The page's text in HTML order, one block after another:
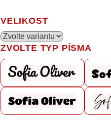
VELIKOST
ZVOLTE TYP PÍSMA